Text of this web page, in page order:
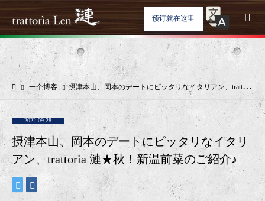
预订就在这里
一个博客 摂津本山、岡本のデートにピッタリなイタリアン、trattoria 漣★秋！新温前菜のご紹介♪
2022.09.28
摂津本山、岡本のデートにピッタリなイタリ
アン、trattoria 漣★秋！新温前菜のご紹介♪